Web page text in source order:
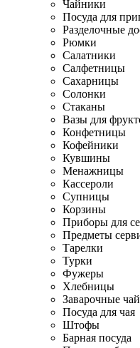
Чайники
Посуда для
Разделочные
Рюмки
Салатники
Салфетницы
Сахарницы
Солонки
Стаканы
Вазы для
Конфетницы
Кофейники
Кувшины
Менажницы
Кассероли
Супницы
Корзины
Приборы для
Предметы
Тарелки
Турки
Фужеры
Хлебницы
Заварочные
Посуда для чая
Штофы
Барная посуда